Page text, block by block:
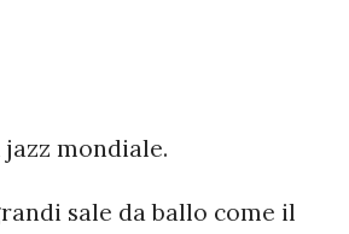
mondiale.
sale da ballo come il